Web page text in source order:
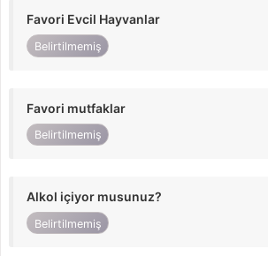
Favori Evcil Hayvanlar
Belirtilmemiş
Favori mutfaklar
Belirtilmemiş
Alkol içiyor musunuz?
Belirtilmemiş